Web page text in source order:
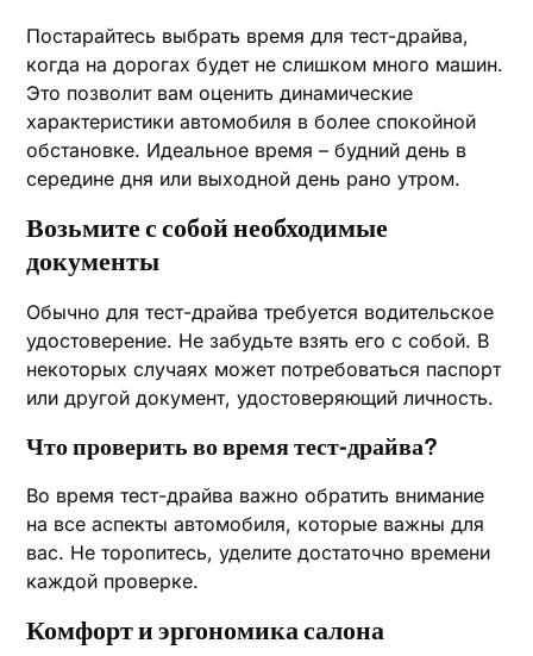
Постарайтесь выбрать время для тест-драйва,
когда на дорогах будет не слишком много машин.
Это позволит вам оценить динамические
характеристики автомобиля в более спокойной
обстановке. Идеальное время – будний день в
середине дня или выходной день рано утром.
Возьмите с собой необходимые
документы
Обычно для тест-драйва требуется водительское
удостоверение. Не забудьте взять его с собой. В
некоторых случаях может потребоваться паспорт
или другой документ, удостоверяющий личность.
Что проверить во время тест-драйва?
Во время тест-драйва важно обратить внимание
на все аспекты автомобиля, которые важны для
вас. Не торопитесь, уделите достаточно времени
каждой проверке.
Комфорт и эргономика салона